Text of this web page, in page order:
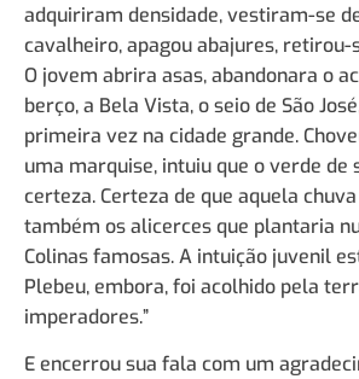
adquiriram densidade, vestiram-se
cavalheiro, apagou abajures,
O jovem abrira asas, abandonara o
berço, a Bela Vista, o seio de São
primeira vez na cidade grande.
uma marquise, intuiu que o verde de
certeza. Certeza de que aquela
também os alicerces que plantaria
Colinas famosas. A intuição juvenil
Plebeu, embora, foi acolhido pela
imperadores.”
E encerrou sua fala com um